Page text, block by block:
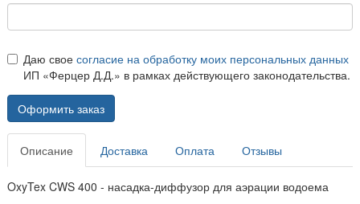
Даю свое согласие на обработку моих персональных данных
ИП «Ферцер Д.Д.» в рамках действующего законодательства.
Оформить заказ
Описание Доставка Оплата Отзывы
OxyTex CWS 400 - насадка-диффузор для аэрации водоема